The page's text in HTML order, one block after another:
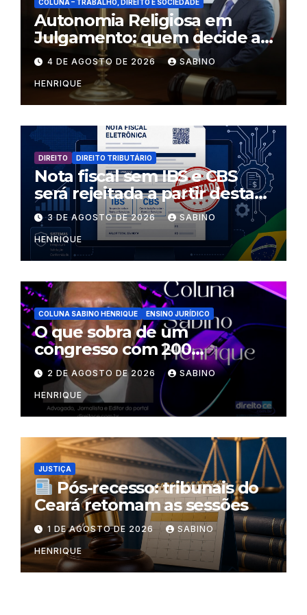
COLUNA – TRABALHO, DIREITO E SOCIEDADE
Autonomia Religiosa em
Julgamento: quem decide as
regras dentro dos templos?
4 DE AGOSTO DE 2026 SABINO
HENRIQUE
DIREITO DIREITO TRIBUTÁRIO
Nota fiscal sem IBS e CBS
será rejeitada a partir desta
segunda-feira
3 DE AGOSTO DE 2026 SABINO
HENRIQUE
COLUNA SABINO HENRIQUE ENSINO JURÍDICO
O que sobra de um
congresso com 200
palestrantes?
2 DE AGOSTO DE 2026 SABINO
HENRIQUE
JUSTIÇA
Pós-recesso: tribunais do
Ceará retomam as sessões
1 DE AGOSTO DE 2026 SABINO
HENRIQUE